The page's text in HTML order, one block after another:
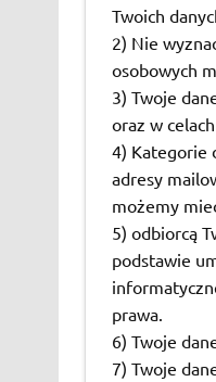
Twoich
2) Nie
osobowych
3) Twoje
oraz w
4) Kategorie
adresy
możemy
5) odbiorcą
podstawie
prawa.
6) Twoje
7) Twoje